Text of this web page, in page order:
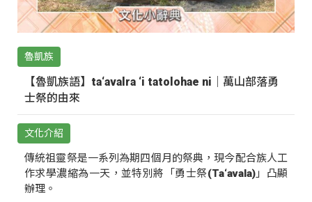
魯凱族
【魯凱族語】ta‘avalra ‘i tatolohae ni｜萬山部落勇
士祭的由來
文化介紹
傳統祖靈祭是一系列為期四個月的祭典，現今配合族人工
作求學濃縮為一天，並特別將「勇士祭(Ta‘avala)」凸顯
辦理。